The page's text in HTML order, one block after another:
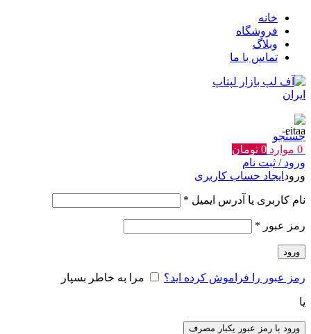
خانه
فروشگاه
وبلاگ
تماس با ما
جستجو
0 موارد 0 تومان
ورود / ثبت نام
ورود ایجاد حساب کاربری
نام کاربری یا آدرس ایمیل *
رمز عبور *
ورود
رمز عبور را فراموش کرده اید؟ مرا به خاطر بسپار
یا
ورود با رمز عبور یکبار مصرف